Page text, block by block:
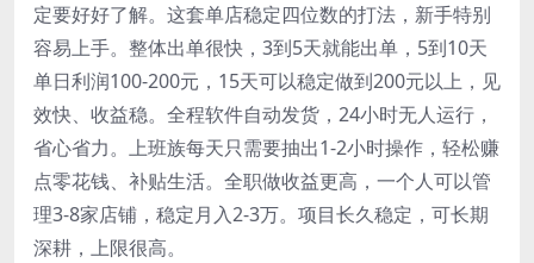
定要好好了解。这套单店稳定四位数的打法，新手特别
容易上手。整体出单很快，3到5天就能出单，5到10天
单日利润100-200元，15天可以稳定做到200元以上，见
效快、收益稳。全程软件自动发货，24小时无人运行，
省心省力。上班族每天只需要抽出1-2小时操作，轻松赚
点零花钱、补贴生活。全职做收益更高，一个人可以管
理3-8家店铺，稳定月入2-3万。项目长久稳定，可长期
深耕，上限很高。